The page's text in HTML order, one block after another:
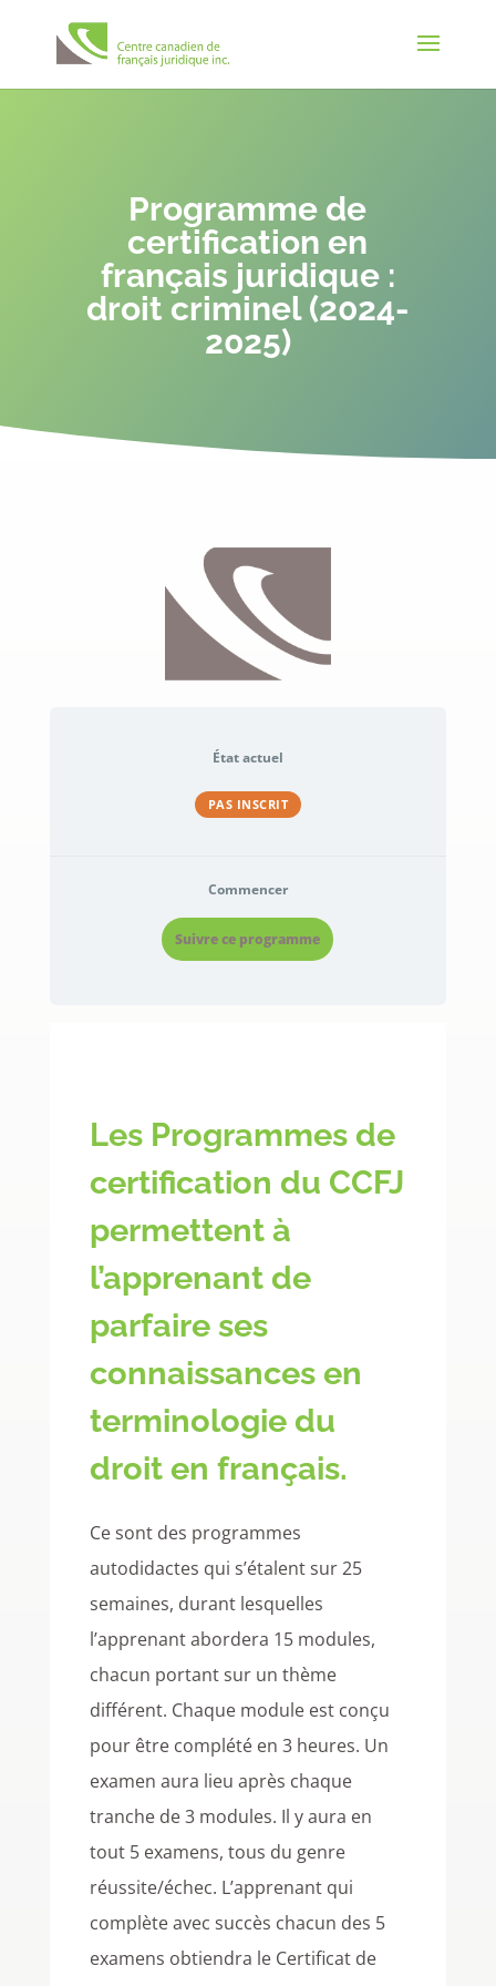
Programme de
certification en
français juridique :
droit criminel (2024-
2025)
État actuel
PAS INSCRIT
Commencer
Suivre ce programme
Les Programmes de
certification du CCFJ
permettent à
l’apprenant de
parfaire ses
connaissances en
terminologie du
droit en français.
Ce sont des programmes
autodidactes qui s’étalent sur 25
semaines, durant lesquelles
l’apprenant abordera 15 modules,
chacun portant sur un thème
différent. Chaque module est conçu
pour être complété en 3 heures. Un
examen aura lieu après chaque
tranche de 3 modules. Il y aura en
tout 5 examens, tous du genre
réussite/échec. L’apprenant qui
complète avec succès chacun des 5
examens obtiendra le Certificat de